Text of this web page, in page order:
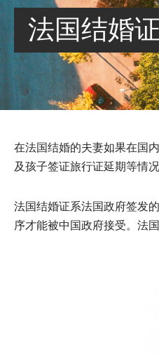
法国结婚
在法国结婚的夫妻如果在国
及孩子签证旅行证延期等情
法国结婚证系法国政府签发
序才能被中国政府接受。法